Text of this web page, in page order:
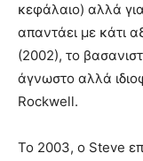
κεφάλαιο) αλλά
απαντάει με κάτι
(2002), το
άγνωστο αλλά
Rockwell.
To 2003, ο Steve